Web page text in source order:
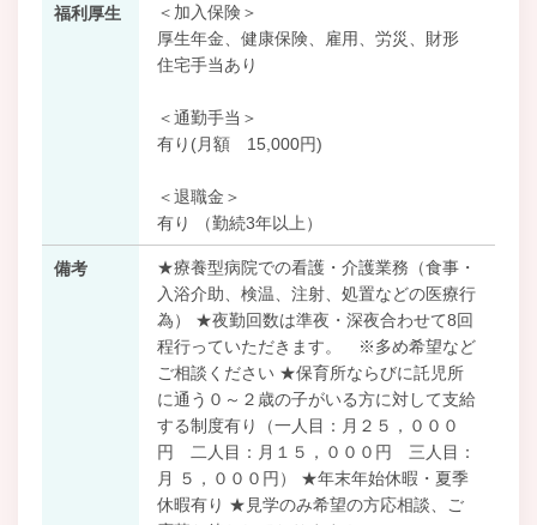
福利厚生
＜加入保険＞
厚生年金、健康保険、雇用、労災、財形
住宅手当あり
＜通勤手当＞
有り(月額 15,000円)
＜退職金＞
有り （勤続3年以上）
備考
★療養型病院での看護・介護業務（食事・
入浴介助、検温、注射、処置などの医療行
為） ★夜勤回数は準夜・深夜合わせて8回
程行っていただきます。 ※多め希望など
ご相談ください ★保育所ならびに託児所
に通う０～２歳の子がいる方に対して支給
する制度有り（一人目：月２５，０００
円 二人目：月１５，０００円 三人目：
月 ５，０００円） ★年末年始休暇・夏季
休暇有り ★見学のみ希望の方応相談、ご